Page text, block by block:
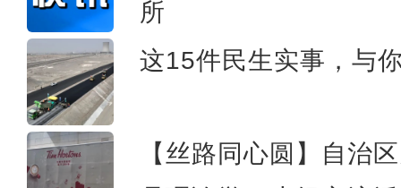
所
这15件民生实事，与
【丝路同心圆】自治
丁荫楠：我对这部片子